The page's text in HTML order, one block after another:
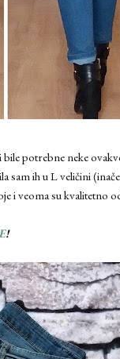
potrebne neke
sam ih u L veličini
i veoma su kvalitetno
!